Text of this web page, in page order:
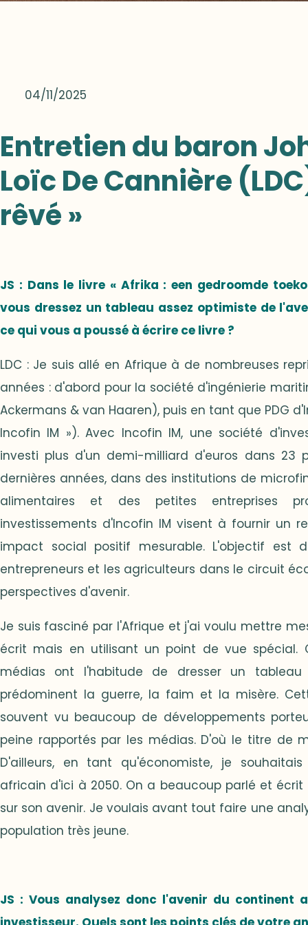
04/11/2025
Entretien du baron
Loïc De Cannière
rêvé »
JS : Dans le livre « Afrika : een gedroomde
vous dressez un tableau assez optimiste de
ce qui vous a poussé à écrire ce livre ?
LDC : Je suis allé en Afrique à de nombreuses
années : d'abord pour la société d'ingénierie
Ackermans & van Haaren), puis en tant que PDG
Incofin IM »). Avec Incofin IM, une société
investi plus d'un demi-milliard d'euros dans 23
dernières années, dans des institutions de
alimentaires et des petites entreprises
investissements d'Incofin IM visent à fournir un
impact social positif mesurable. L'objectif est
entrepreneurs et les agriculteurs dans le circuit
perspectives d'avenir.
Je suis fasciné par l'Afrique et j'ai voulu mettre
écrit mais en utilisant un point de vue spécial.
médias ont l'habitude de dresser un
prédominent la guerre, la faim et la misère.
souvent vu beaucoup de développements
peine rapportés par les médias. D'où le titre de
D'ailleurs, en tant qu'économiste, je
africain d'ici à 2050. On a beaucoup parlé et
sur son avenir. Je voulais avant tout faire une
population très jeune.
JS : Vous analysez donc l'avenir du continent